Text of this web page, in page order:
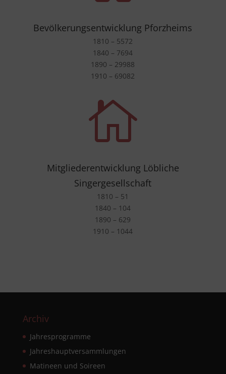
Bevölkerungsentwicklung Pforzheims
1810 – 5572
1840 – 7694
1890 – 29988
1910 – 69082

Mitgliederentwicklung Löbliche
Singergesellschaft
1810 – 51
1840 – 104
1890 – 629
1910 – 1044
Archiv
Jahresprogramme
Jahreshauptversammlungen
Matineen und Soireen